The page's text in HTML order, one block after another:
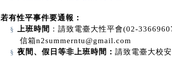
若有性平事件要通報：
§ 上班時間 ：請致電臺大性平會(02-
信箱n2summerntu@gmail.com
§ 夜間、假日等非上班時間： 請致電臺大校